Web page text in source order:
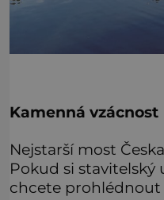
Kamenná vzácnost
Nejstarší most
Pokud si
chcete prohlédnout